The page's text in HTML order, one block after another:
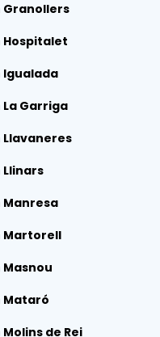
Granollers
Hospitalet
Igualada
Garriga
Manresa
Martorell
Mataró
de Rei